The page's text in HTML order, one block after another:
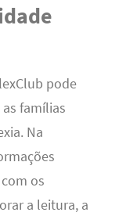
pode
famílias
Na
os
a leitura, a